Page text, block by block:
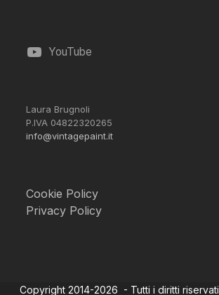
YouTube
Laura Brugnoli
P.IVA 04822320265
info@vintagepaint.it
Cookie Policy
Privacy Policy
Copyright 2014-2026 - Tutti i diritti